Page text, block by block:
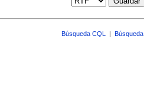
Búsqueda CQL